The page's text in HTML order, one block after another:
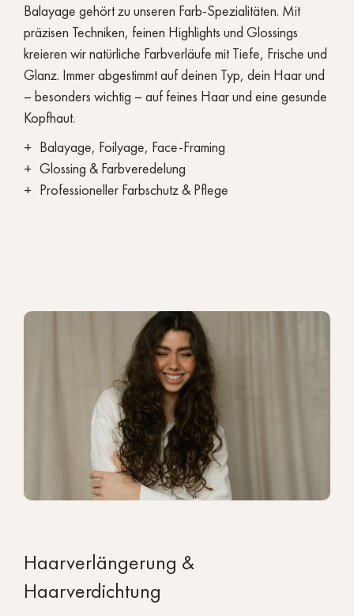
Balayage gehört zu unseren Farb-Spezialitäten. Mit
präzisen Techniken, feinen Highlights und Glossings
kreieren wir natürliche Farbverläufe mit Tiefe, Frische und
Glanz. Immer abgestimmt auf deinen Typ, dein Haar und
– besonders wichtig – auf feines Haar und eine gesunde
Kopfhaut.
Balayage, Foilyage, Face-Framing
Glossing & Farbveredelung
Professioneller Farbschutz & Pflege
Haarverlängerung &
Haarverdichtung